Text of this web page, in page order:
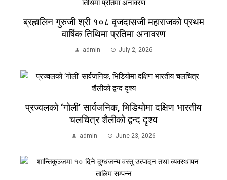
ब्रह्मलिन गुरुजी श्री १०८ वृजदासजी महाराजको प्रथम
वार्षिक तिथिमा प्रतिमा अनावरण
admin July 2, 2026
प्रज्वलको ‘गोली’ सार्वजनिक, भिडियोमा दक्षिण भारतीय
चलचित्र शैलीको द्वन्द दृश्य
admin June 23, 2026